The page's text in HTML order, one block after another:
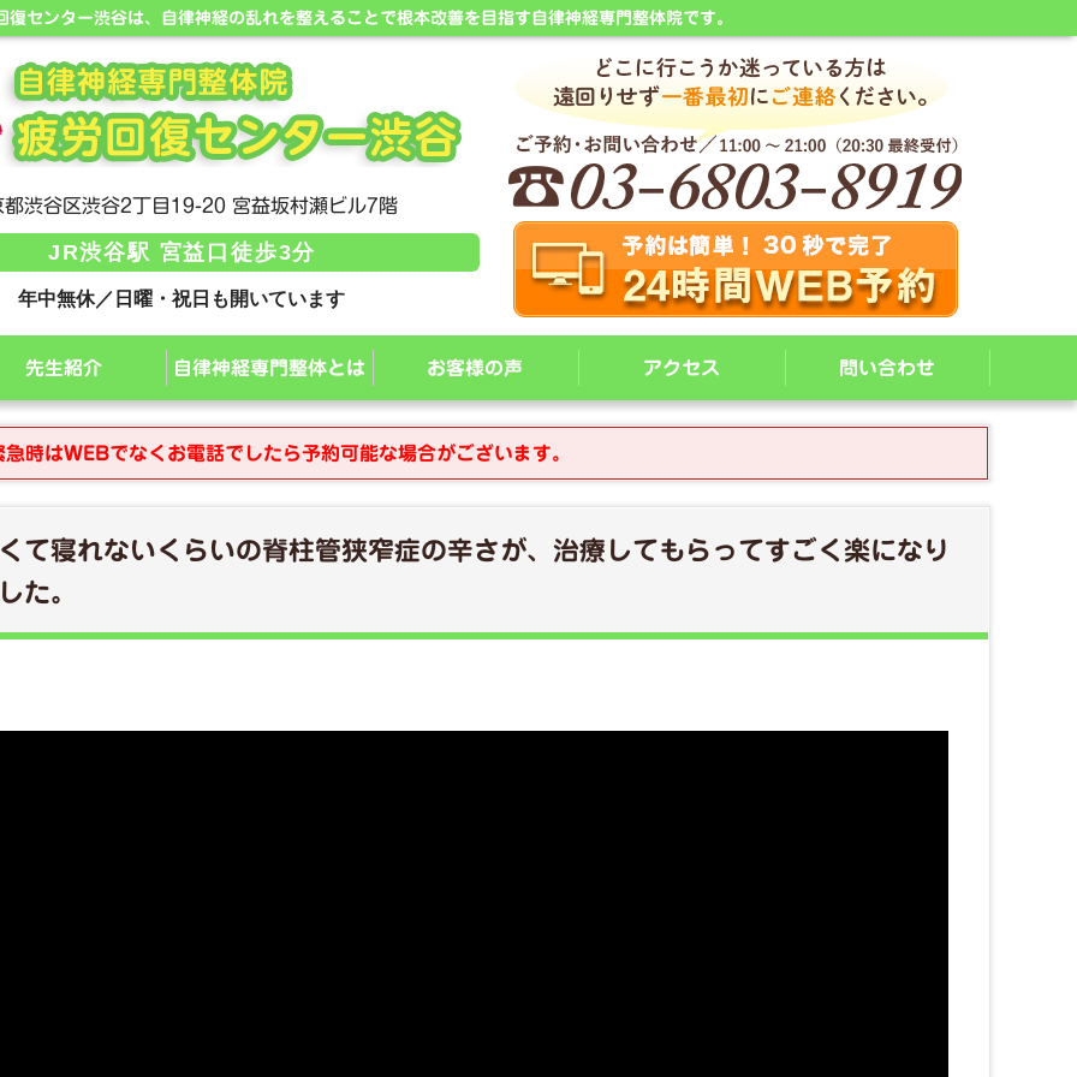
センター渋谷は、自律神経の乱れを整えることで根本改善を目指す自律神経専門整体院です。
都渋谷区渋谷2丁目19-20 宮益坂村瀬ビル7階
JR渋谷駅 宮益口徒歩3分
年中無休／日曜・祝日も開いています
先生紹介 自律神経専門整体とは お客様の声 アクセス 問い合わせ
時はWEBでなくお電話でしたら予約可能な場合がございます。
て寝れないくらいの脊柱管狭窄症の辛さが、治療してもらってすごく楽になり
た。